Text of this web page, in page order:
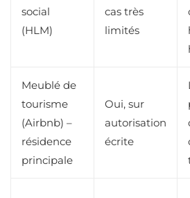
social
(HLM)
cas très
limités
Meublé de
tourisme
(Airbnb) –
résidence
principale
Oui, sur
autorisation
écrite